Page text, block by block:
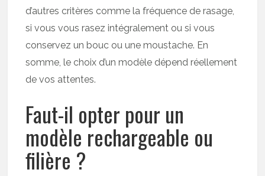
d’autres critères comme la fréquence de rasage,
si vous vous rasez intégralement ou si vous
conservez un bouc ou une moustache. En
somme, le choix d’un modèle dépend réellement
de vos attentes.
Faut-il opter pour un
modèle rechargeable ou
filière ?